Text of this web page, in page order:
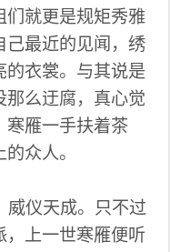
们就更是规矩秀雅
己最近的见闻，绣
的衣裳。与其说是
那么迂腐，真心觉
寒雁一手扶着茶
众人。
仪天成。只不过
，上一世寒雁便听